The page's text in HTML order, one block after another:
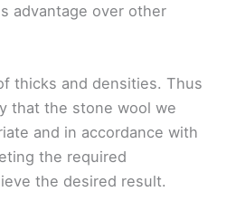
advantage over other
thicks and densities. Thus
that the stone wool we
and in accordance with
the required
the desired result.